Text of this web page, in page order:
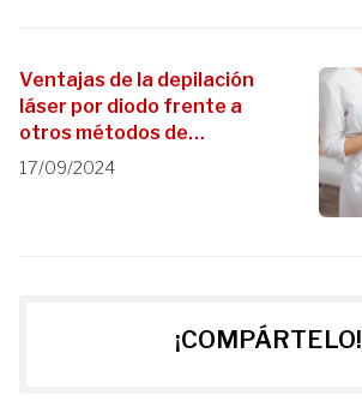
Ventajas de la depilación
láser por diodo frente a
otros métodos de
eliminación del vello
17/09/2024
¡COMPÁRTELO!